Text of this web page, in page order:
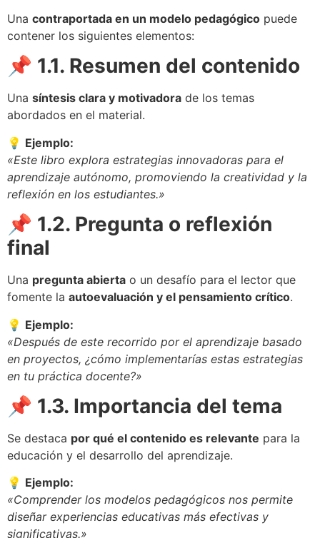
Una contraportada en un modelo pedagógico puede
contener los siguientes elementos:
📌 1.1. Resumen del contenido
Una síntesis clara y motivadora de los temas
abordados en el material.
💡 Ejemplo:
«Este libro explora estrategias innovadoras para el
aprendizaje autónomo, promoviendo la creatividad y la
reflexión en los estudiantes.»
📌 1.2. Pregunta o reflexión
final
Una pregunta abierta o un desafío para el lector que
fomente la autoevaluación y el pensamiento crítico.
💡 Ejemplo:
«Después de este recorrido por el aprendizaje basado
en proyectos, ¿cómo implementarías estas estrategias
en tu práctica docente?»
📌 1.3. Importancia del tema
Se destaca por qué el contenido es relevante para la
educación y el desarrollo del aprendizaje.
💡 Ejemplo:
«Comprender los modelos pedagógicos nos permite
diseñar experiencias educativas más efectivas y
significativas.»